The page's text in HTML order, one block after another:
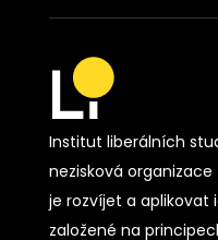
Institut liberálních
nezisková
je rozvíjet a aplikovat
založené na